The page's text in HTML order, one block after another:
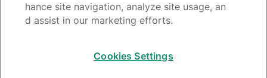
hance site navigation, analyze site usage, an
d assist in our marketing efforts.
Cookies Settings